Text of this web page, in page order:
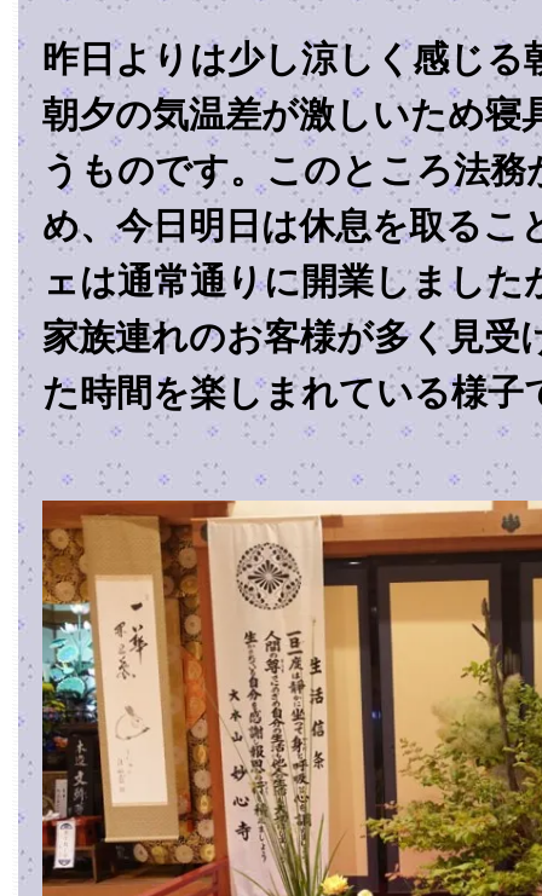
昨日よりは少し涼しく感じる
朝夕の気温差が激しいため寝
うものです。このところ法務
め、今日明日は休息を取るこ
ェは通常通りに開業しました
家族連れのお客様が多く見受
た時間を楽しまれている様子